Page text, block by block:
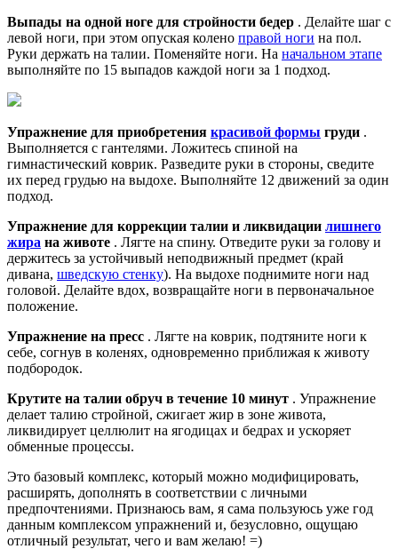
Выпады на одной ноге для стройности бедер . Делайте шаг с
левой ноги, при этом опуская колено правой ноги на пол.
Руки держать на талии. Поменяйте ноги. На начальном этапе
выполняйте по 15 выпадов каждой ноги за 1 подход.
Упражнение для приобретения красивой формы груди .
Выполняется с гантелями. Ложитесь спиной на
гимнастический коврик. Разведите руки в стороны, сведите
их перед грудью на выдохе. Выполняйте 12 движений за один
подход.
Упражнение для коррекции талии и ликвидации лишнего
жира на животе . Лягте на спину. Отведите руки за голову и
держитесь за устойчивый неподвижный предмет (край
дивана, шведскую стенку). На выдохе поднимите ноги над
головой. Делайте вдох, возвращайте ноги в первоначальное
положение.
Упражнение на пресс . Лягте на коврик, подтяните ноги к
себе, согнув в коленях, одновременно приближая к животу
подбородок.
Крутите на талии обруч в течение 10 минут . Упражнение
делает талию стройной, сжигает жир в зоне живота,
ликвидирует целлюлит на ягодицах и бедрах и ускоряет
обменные процессы.
Это базовый комплекс, который можно модифицировать,
расширять, дополнять в соответствии с личными
предпочтениями. Признаюсь вам, я сама пользуюсь уже год
данным комплексом упражнений и, безусловно, ощущаю
отличный результат, чего и вам желаю! =)